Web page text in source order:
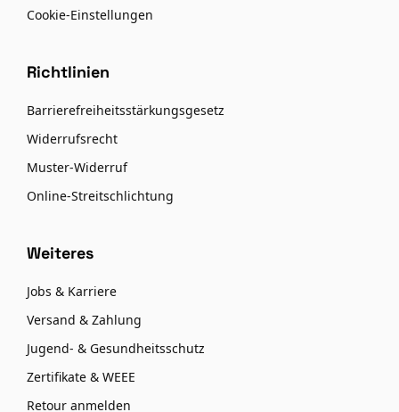
Cookie-Einstellungen
Richtlinien
Barrierefreiheitsstärkungsgesetz
Widerrufsrecht
Muster-Widerruf
Online-Streitschlichtung
Weiteres
Jobs & Karriere
Versand & Zahlung
Jugend- & Gesundheitsschutz
Zertifikate & WEEE
Retour anmelden